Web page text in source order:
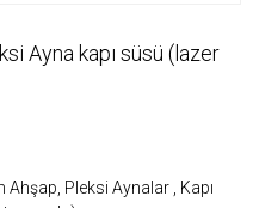
Ayna kapı süsü (lazer
Ahşap, Pleksi Aynalar
Kapı